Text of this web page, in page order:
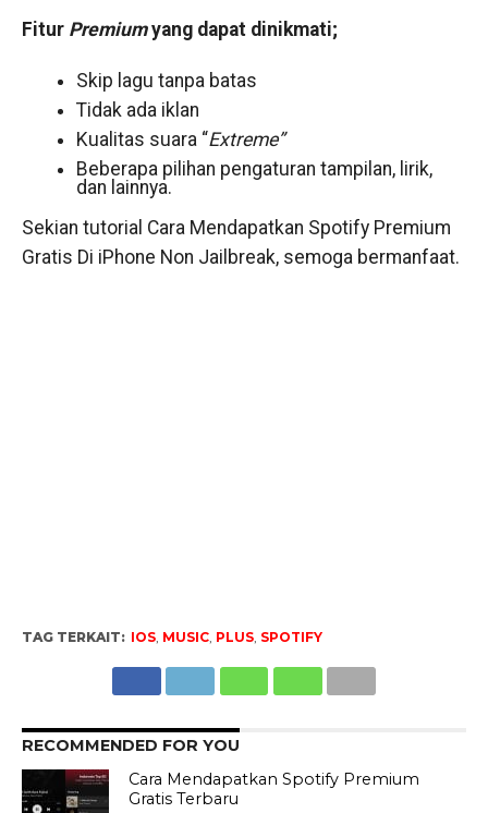
Fitur Premiumyang dapat dinikmati;
Skip lagu tanpa batas
Tidak ada iklan
Kualitas suara “Extreme”
Beberapa pilihan pengaturan tampilan, lirik,
dan lainnya.
Sekian tutorial Cara Mendapatkan Spotify Premium
Gratis Di iPhone Non Jailbreak, semoga bermanfaat.
TAG TERKAIT: IOS, MUSIC, PLUS, SPOTIFY
RECOMMENDED FOR YOU
Cara Mendapatkan Spotify Premium
Gratis Terbaru